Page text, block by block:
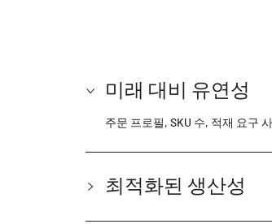
미래 대비 유연성
주문 프로필, SKU 수, 적재 요구
최적화된 생산성